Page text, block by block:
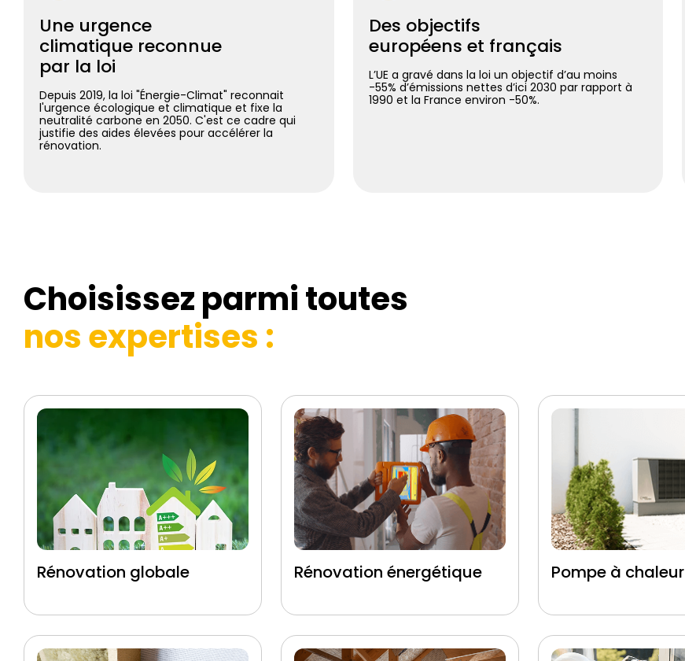
Une urgence
climatique reconnue
par la loi
Depuis 2019, la loi "Énergie-Climat" reconnait
l'urgence écologique et climatique et fixe la
neutralité carbone en 2050. C'est ce cadre qui
justifie des aides élevées pour accélérer la
rénovation.
Des objectifs
européens et français
L’UE a gravé dans la loi un objectif d’au moins
-55% d’émissions nettes d’ici 2030 par rapport à
1990 et la France environ -50%.
Choisissez parmi toutes
nos expertises :
Rénovation globale Rénovation énergétique Pompe à chaleur